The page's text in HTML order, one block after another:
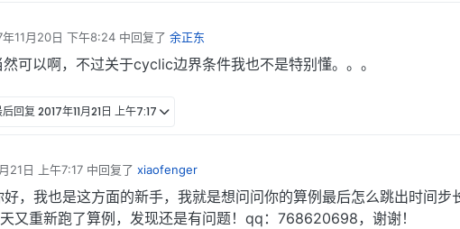
年11月20日 下午8:24 中回复了 余正东
辑
然可以啊，不过关于cyclic边界条件我也不是特别懂。。。
后回复 2017年11月21日 上午7:17
21日 上午7:17 中回复了 xiaofenger
好，我也是这方面的新手，我就是想问问你的算例最后怎么跳出时间步
又重新跑了算例，发现还是有问题！qq：768620698，谢谢！